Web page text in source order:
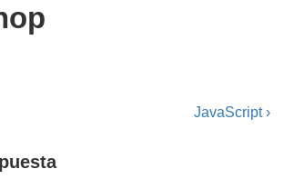
La
JavaScript ›